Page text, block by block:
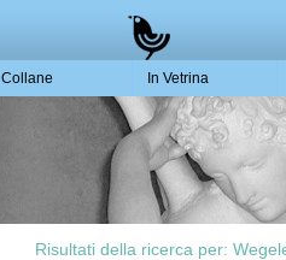
Collane In Vetrina
Risultati della ricerca per: